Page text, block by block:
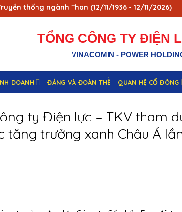
ngành Than (12/11/1936 - 12/11/2026)
TỔNG CÔNG TY ĐIỆN
VINACOMIN - POWER
DOANH ĐẢNG VÀ ĐOÀN THỂ QUAN HỆ CỔ ĐÔNG
ty Điện lực – TKV tham
tăng trưởng xanh Châu Á lần